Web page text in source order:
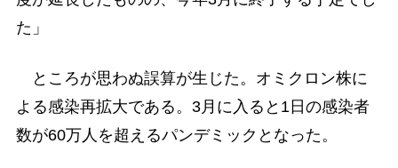
た」
ところが思わぬ誤算が生じた。オミクロン株に
よる感染再拡大である。3月に入ると1日の感染者
数が60万人を超えるパンデミックとなった。